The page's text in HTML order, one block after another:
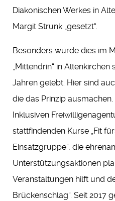
Diakonischen Werkes in
Margit Strunk „gesetzt“.
Besonders würde dies im
„Mittendrin“ in
Jahren gelebt. Hier sind
die das Prinzip
Inklusiven
stattfindenden Kurse „Fit
Einsatzgruppe“, die
Unterstützungsaktionen
Veranstaltungen hilft und
Brückenschlag“. Seit 2017